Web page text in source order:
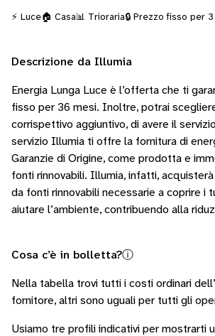
⚡ Luce🏠 Casa📊 Trioraria🔒 Prezzo fisso per 3
Descrizione da Illumia
Energia Lunga Luce è l’offerta che ti
fisso per 36 mesi. Inoltre, potrai
corrispettivo aggiuntivo, di avere il
servizio Illumia ti offre la fornitura di
Garanzie di Origine, come prodotta e
fonti rinnovabili. Illumia, infatti,
da fonti rinnovabili necessarie a coprire i
aiutare l’ambiente, contribuendo alla
Cosa c’è in bolletta?ⓘ
Nella tabella trovi tutti i costi ordinari
fornitore, altri sono uguali per tutti gli
Usiamo tre profili indicativi per mostrarti